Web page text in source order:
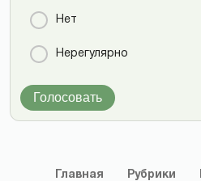
Нет
Нерегулярно
Голосовать
Главная Рубрики